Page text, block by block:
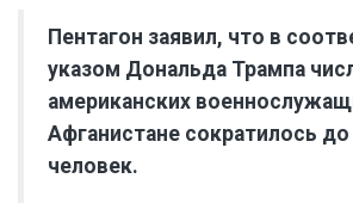
Пентагон заявил, что в
указом Дональда Трампа
американских
Афганистане сократилось
человек.